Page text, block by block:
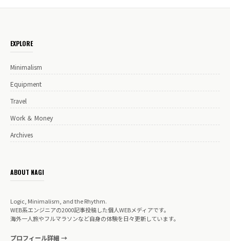
EXPLORE
Minimalism
Equipment
Travel
Work ＆ Money
Archives
ABOUT NAGI
Logic, Minimalism, and the Rhythm.
WEB系エンジニアの2000記事投稿した個人WEBメディアです。
海外一人旅やフルマラソンなど自身の体験を日々更新しています。
プロフィール詳細 →